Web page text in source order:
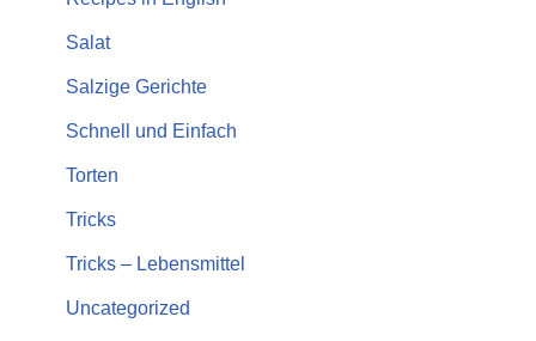
Salat
Salzige Gerichte
Schnell und Einfach
Torten
Tricks
Tricks – Lebensmittel
Uncategorized